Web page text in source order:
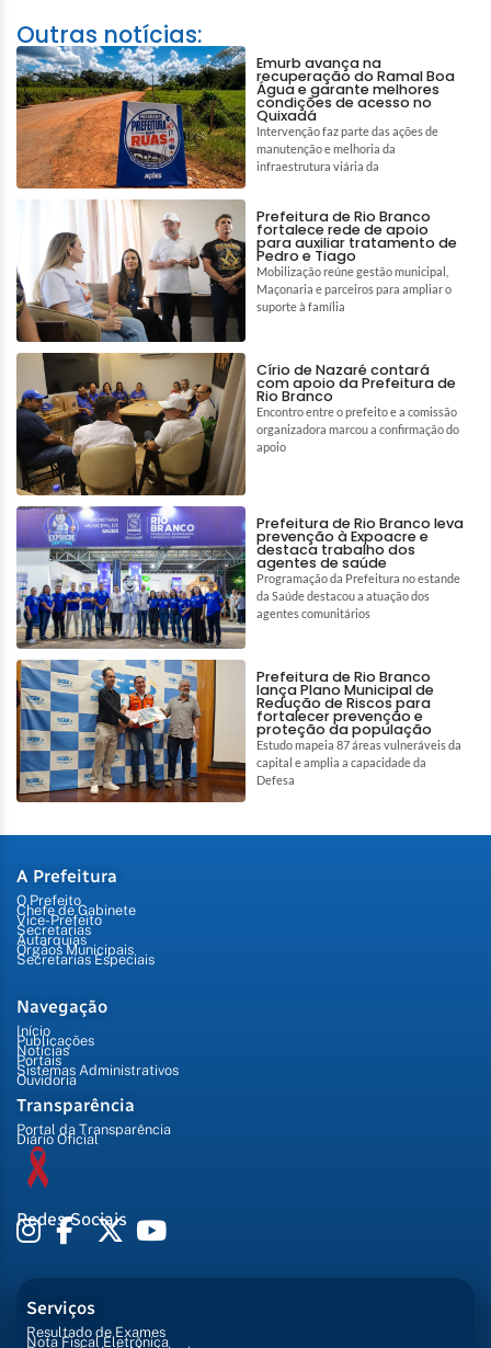
Outras notícias:
Emurb avança na
recuperação do Ramal Boa
Água e garante melhores
condições de acesso no
Quixadá
Intervenção faz parte das ações de
manutenção e melhoria da
infraestrutura viária da
Prefeitura de Rio Branco
fortalece rede de apoio
para auxiliar tratamento de
Pedro e Tiago
Mobilização reúne gestão municipal,
Maçonaria e parceiros para ampliar o
suporte à família
Círio de Nazaré contará
com apoio da Prefeitura de
Rio Branco
Encontro entre o prefeito e a comissão
organizadora marcou a confirmação do
apoio
Prefeitura de Rio Branco leva
prevenção à Expoacre e
destaca trabalho dos
agentes de saúde
Programação da Prefeitura no estande
da Saúde destacou a atuação dos
agentes comunitários
Prefeitura de Rio Branco
lança Plano Municipal de
Redução de Riscos para
fortalecer prevenção e
proteção da população
Estudo mapeia 87 áreas vulneráveis da
capital e amplia a capacidade da
Defesa
A Prefeitura
O Prefeito
Chefe de Gabinete
Vice-Prefeito
Secretarias
Autarquias
Órgãos Municipais
Secretarias Especiais
Navegação
Início
Publicações
Notícias
Portais
Sistemas Administrativos
Ouvidoria
Transparência
Portal da Transparência
Diário Oficial
Redes Sociais
Serviços
Resultado de Exames
Nota Fiscal Eletrônica